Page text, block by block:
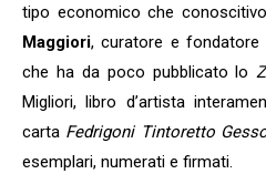
tipo economico che
Maggiori, curatore e fondatore
che ha da poco pubblicato lo
Migliori, libro d’artista
carta Fedrigoni Tintoretto
esemplari, numerati e firmati.